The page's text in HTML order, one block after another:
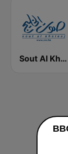
Sout Al Khaleej FM صوت الخليج